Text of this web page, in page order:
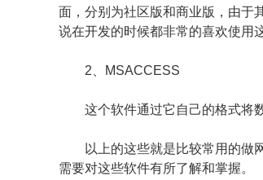
面，分别为社区版和商业版，由于
说在开发的时候都非常的喜欢使用
2、MSACCESS
这个软件通过它自己的格式将数
以上的这些就是比较常用的做网
需要对这些软件有所了解和掌握。